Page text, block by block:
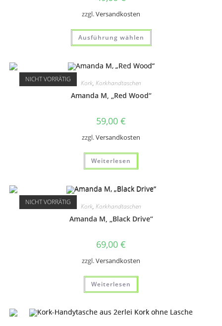
zzgl.Versandkosten
Ausführung wählen
Dieses
weist
auf.
auf
NICHT VORRÄTIG Kork, Korkhandtaschen
Amanda M, „Red Wood“
59,00 €
zzgl.Versandkosten
Weiterlesen
NICHT VORRÄTIG Kork, Korkhandtaschen
Amanda M, „Black Drive“
69,00 €
zzgl.Versandkosten
Weiterlesen